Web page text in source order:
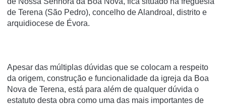
de Terena (São Pedro), concelho de Alandroal, distrito e
arquidiocese de Évora.
Apesar das múltiplas dúvidas que se colocam a respeito
da origem, construção e funcionalidade da igreja da Boa
Nova de Terena, está para além de qualquer dúvida o
estatuto desta obra como uma das mais importantes de